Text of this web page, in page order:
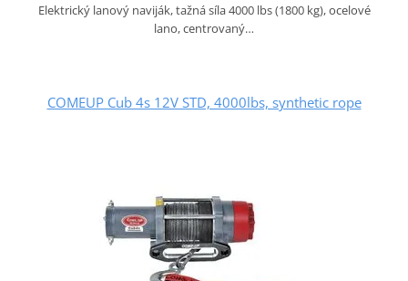
Elektrický lanový naviják, tažná síla 4000 lbs (1800 kg), ocelové
lano, centrovaný…
COMEUP Cub 4s 12V STD, 4000lbs, synthetic rope